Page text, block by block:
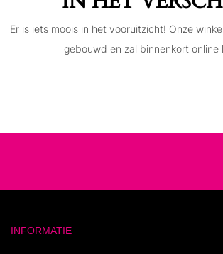
Er is iets moois in het vooruitzicht! Onze
gebouwd en zal binnenkort online
INFORMATIE